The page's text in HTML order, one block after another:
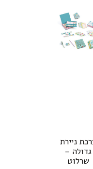
ניירת
גדולה –
שרלוט